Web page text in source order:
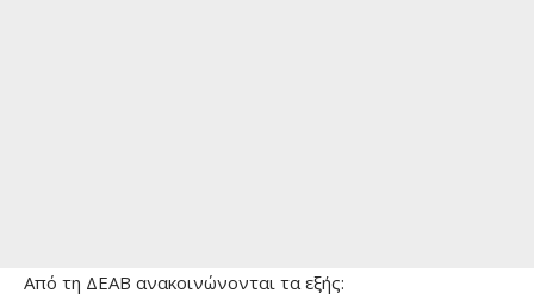
Από τη ΔΕΑΒ ανακοινώνονται τα εξής: